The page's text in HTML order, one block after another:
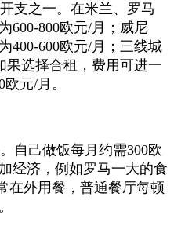
支之一。在米兰、罗马
600-800欧元/月；威尼
400-600欧元/月；三线城
果选择合租，费用可进一
元/月。
自己做饭每月约需300欧
经济，例如罗马一大的食
在外用餐，普通餐厅每顿